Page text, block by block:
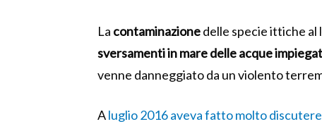
La contaminazionedelle specie ittiche al
sversamenti in mare delle acque
venne danneggiato da un violento
Aluglio 2016 aveva fatto molto